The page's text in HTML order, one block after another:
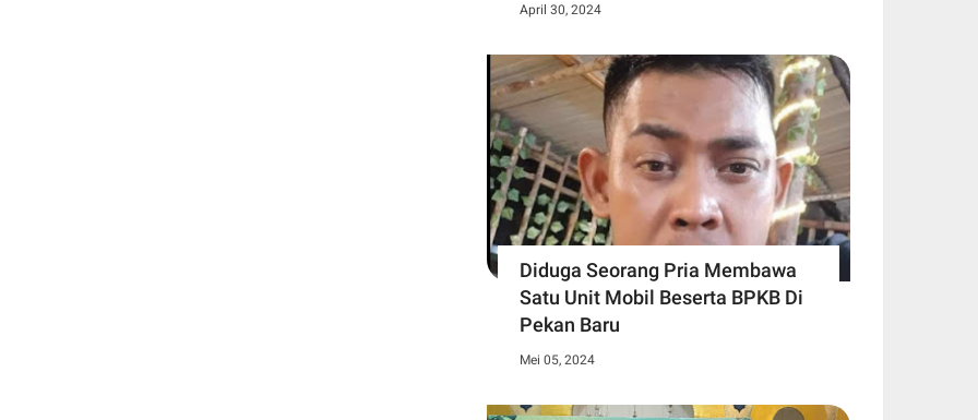
April 30, 2024
Diduga Seorang Pria Membawa
Satu Unit Mobil Beserta BPKB Di
Pekan Baru
Mei 05, 2024